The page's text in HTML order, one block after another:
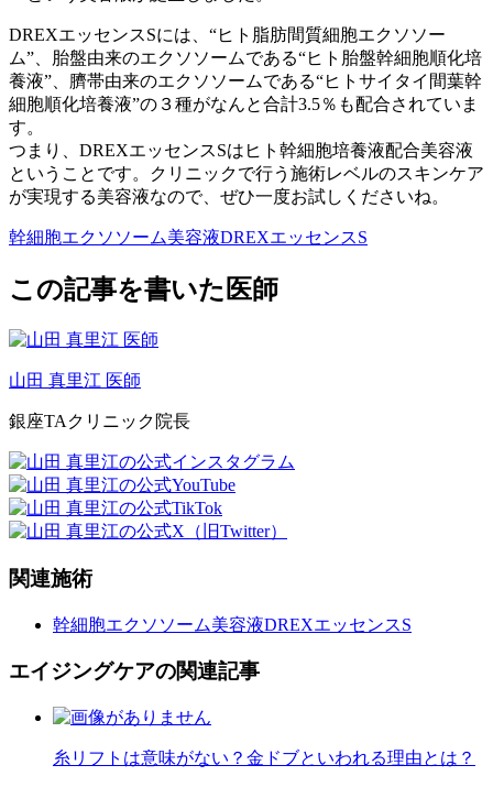
DREXエッセンスSには、“ヒト脂肪間質細胞エクソソー
ム”、胎盤由来のエクソソームである“ヒト胎盤幹細胞順化培
養液”、臍帯由来のエクソソームである“ヒトサイタイ間葉幹
細胞順化培養液”の３種がなんと合計3.5％も配合されていま
す。
つまり、DREXエッセンスSはヒト幹細胞培養液配合美容液
ということです。クリニックで行う施術レベルのスキンケア
が実現する美容液なので、ぜひ一度お試しくださいね。
幹細胞エクソソーム美容液DREXエッセンスS
この記事を書いた医師
山田 真里江 医師
銀座TAクリニック院長
関連施術
幹細胞エクソソーム美容液DREXエッセンスS
エイジングケアの関連記事
糸リフトは意味がない？金ドブといわれる理由とは？